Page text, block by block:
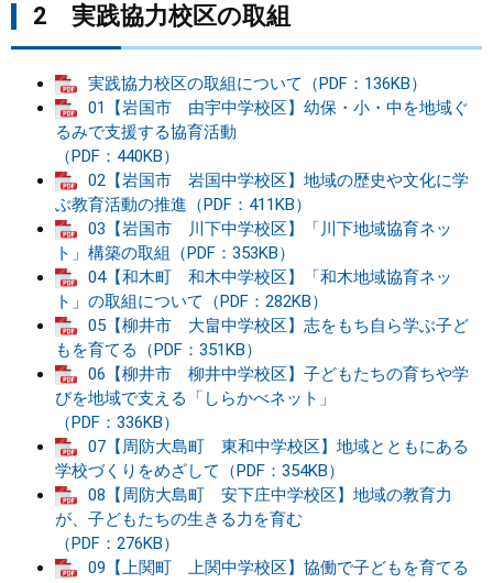
2 実践協力校区の取組
実践協力校区の取組について（PDF：136KB）
01【岩国市 由宇中学校区】幼保・小・中を地域ぐ
るみで支援する協育活動
（PDF：440KB）
02【岩国市 岩国中学校区】地域の歴史や文化に学
ぶ教育活動の推進（PDF：411KB）
03【岩国市 川下中学校区】「川下地域協育ネッ
ト」構築の取組（PDF：353KB）
04【和木町 和木中学校区】「和木地域協育ネッ
ト」の取組について（PDF：282KB）
05【柳井市 大畠中学校区】志をもち自ら学ぶ子ど
もを育てる（PDF：351KB）
06【柳井市 柳井中学校区】子どもたちの育ちや学
びを地域で支える「しらかべネット」
（PDF：336KB）
07【周防大島町 東和中学校区】地域とともにある
学校づくりをめざして（PDF：354KB）
08【周防大島町 安下庄中学校区】地域の教育力
が、子どもたちの生きる力を育む
（PDF：276KB）
09【上関町 上関中学校区】協働で子どもを育てる